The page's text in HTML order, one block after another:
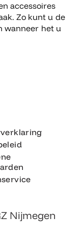
accessoires
Zo kunt u de
wanneer het u
Nijmegen